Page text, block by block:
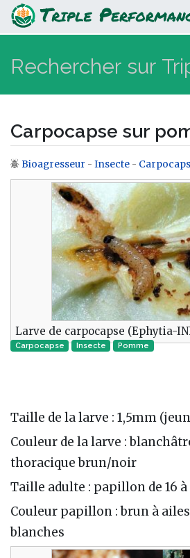
Carpocapse sur
Carpocapse sur
Aller à :navigation,rechercher
Bioagresseur - Insecte -
Larve de carpocapse (Ephytia-
Carpocapse Insecte‎ Pomme
Taille de la larve : 1,5mm
Couleur de la larve :
thoracique brun/noir
Taille adulte : papillon de 16
Couleur papillon : brun à
blanches